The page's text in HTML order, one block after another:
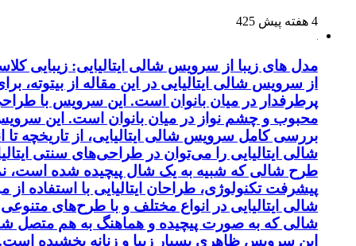
4 هفته پیش 425
مدل های زیبا از سرویس شالی ایتالیایی: زیبایی
از سرویس شالی ایتالیایی در این مقاله از
پرطرفدار در میان بانوان است. این سرویس با
محبوب و چشم نواز در میان بانوان است. این
بررسی کامل سرویس شالی ایتالیایی، از تاریخچه
شالی ایتالیایی را می‌توان در طراحی‌های سنتی
طرح شالی که شبیه به یک شال پیچیده شده است،
پیشرفت تکنولوژی، طراحان ایتالیایی با استفاده
شالی ایتالیایی در انواع مختلف و با طرح‌های
شالی که به صورت پیچیده و هماهنگ به هم متصل
این سرویس ظاهری بسیار زیبا و زنانه بخشیده